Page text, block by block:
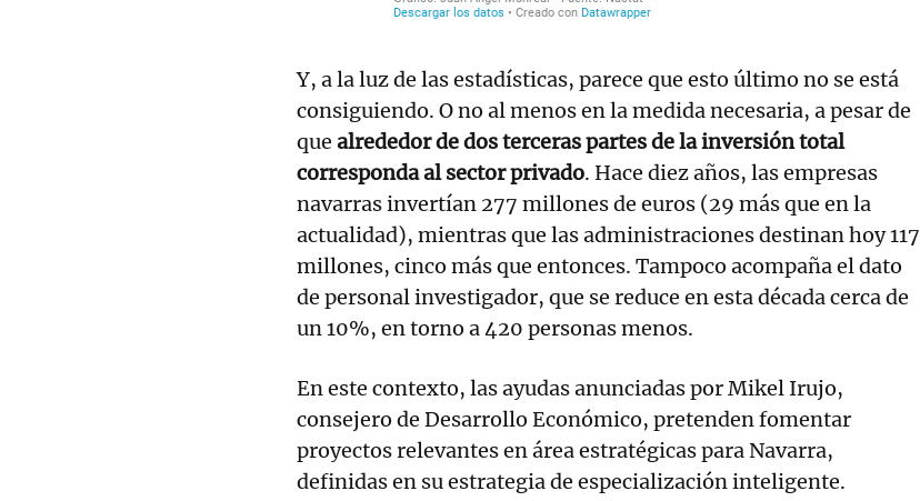
Y, a la luz de las estadísticas, parece que esto último no se está
consiguiendo. O no al menos en la medida necesaria, a pesar de
que alrededor de dos terceras partes de la inversión total
corresponda al sector privado. Hace diez años, las empresas
navarras invertían 277 millones de euros (29 más que en la
actualidad), mientras que las administraciones destinan hoy 117
millones, cinco más que entonces. Tampoco acompaña el dato
de personal investigador, que se reduce en esta década cerca de
un 10%, en torno a 420 personas menos.
En este contexto, las ayudas anunciadas por Mikel Irujo,
consejero de Desarrollo Económico, pretenden fomentar
proyectos relevantes en área estratégicas para Navarra,
definidas en su estrategia de especialización inteligente.